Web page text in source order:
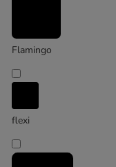
Funktionsliner
Hundeposer & Tilbehør
Reflekser & Lys
Flamingo
flexi